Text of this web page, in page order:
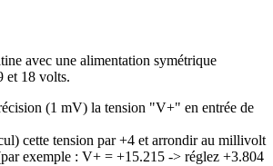
avec une alimentation symétrique
et 18 volts.
(1 mV) la tension "V+" en entrée de
cette tension par +4 et arrondir au millivolt
exemple : V+ = +15.215 -> réglez +3.804